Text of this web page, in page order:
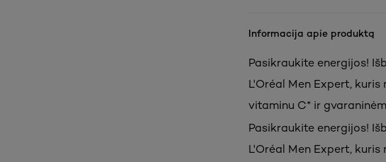
Informacija apie produktą
Pasikraukite energijos!
L'Oréal Men Expert,
vitaminu C* ir
Pasikraukite energijos!
L'Oréal Men Expert,